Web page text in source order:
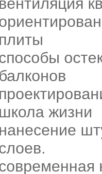
плиты
балконов
школа жизни
нанесение